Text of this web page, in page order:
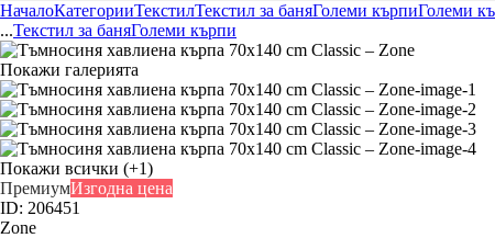
НачалоКатегорииТекстилТекстил за баняГолеми кърпиГолеми
...Текстил за баняГолеми кърпи
Покажи галерията
Покажи всички (+1)
ПремиумИзгодна цена
ID: 206451
Zone